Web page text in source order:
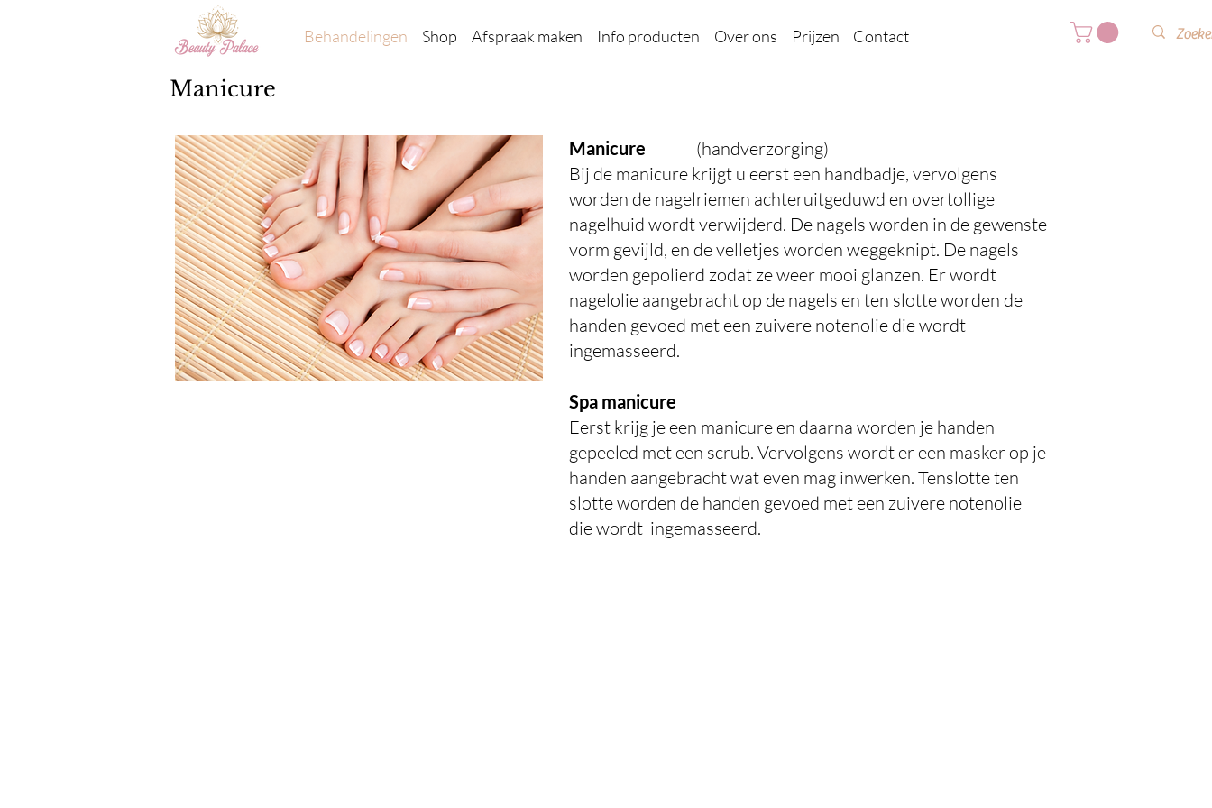
Behandelingen Shop Afspraak maken Info producten Over ons Prijzen Contact
Manicure
Manicure (handverzorging)
Bij de manicure krijgt u eerst een handbadje, vervolgens
worden de nagelriemen achteruitgeduwd en overtollige
nagelhuid wordt verwijderd. De nagels worden in de gewenste
vorm gevijld, en de velletjes worden weggeknipt. De nagels
worden gepolierd zodat ze weer mooi glanzen. Er wordt
nagelolie aangebracht op de nagels en ten slotte worden de
handen gevoed met een zuivere notenolie die wordt
ingemasseerd.
Spa manicure
Eerst krijg je een manicure en daarna worden je handen
gepeeled met een scrub. Vervolgens wordt er een masker op je
handen aangebracht wat even mag inwerken. Tenslotte ten
slotte worden de handen gevoed met een zuivere notenolie
die wordt ingemasseerd.